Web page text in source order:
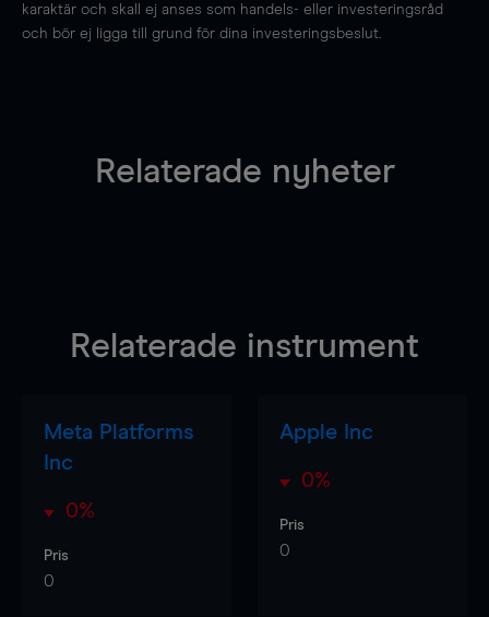
karaktär och skall ej anses som handels- eller investeringsråd
och bör ej ligga till grund för dina investeringsbeslut.
Relaterade nyheter
Relaterade instrument
Meta Platforms
Inc
0%
Pris
0
Apple Inc
0%
Pris
0